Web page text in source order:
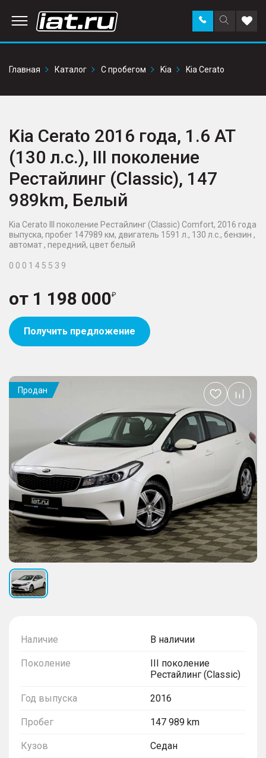
Поиск
по
Заказать
звонок в
Главная
Каталог С пробегом Kia Kia Cerato
Kia Cerato 2016 года, 1.6 AT
(130 л.с.), III поколение
Рестайлинг (Classic), 147
989km, Белый
Kia Cerato III поколение Рестайлинг (Classic) Comfort, 2016 года
выпуска, пробег 147989 км, двигатель 1591 л., 130 л.с., бензин ,
автомат , передний, цвет белый
0 0 0 1 4 5 5 3 9
от 1 198 000
Получить предложение
Наличие В наличии
Поколение
III поколение
Рестайлинг (Classic)
Год выпуска 2016
Пробег 147 989 km
Кузов Седан
Продан
Добавить
в
избранное